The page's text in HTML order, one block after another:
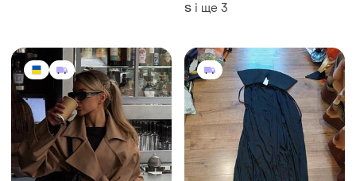
S і ще 3